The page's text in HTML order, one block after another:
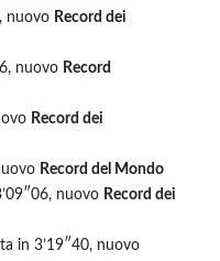
nuovo Record dei
nuovo Record
Record dei
Record del Mondo
nuovo Record dei
in 3’19″40, nuovo